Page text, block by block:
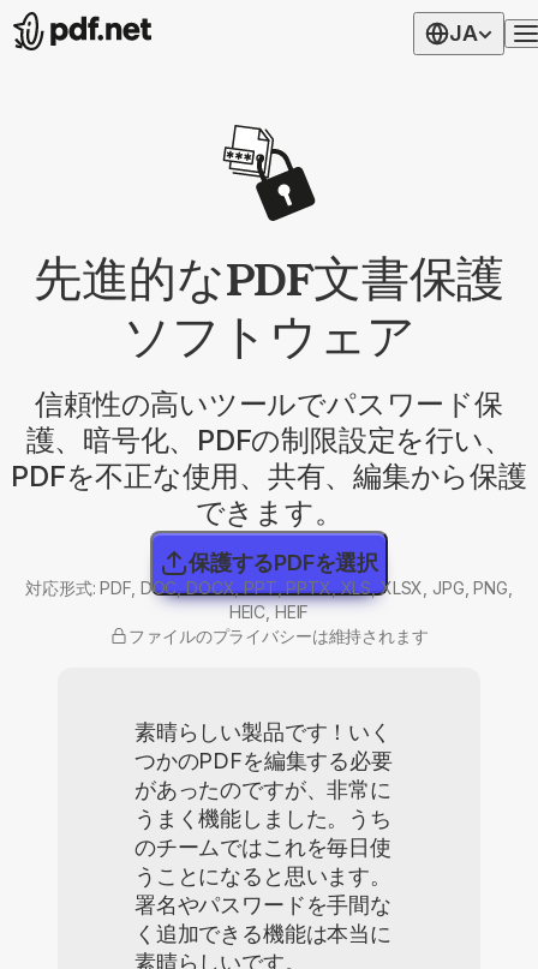
JA
先進的なPDF文書保護
ソフトウェア
信頼性の高いツールでパスワード保
護、暗号化、PDFの制限設定を行い、
PDFを不正な使用、共有、編集から保護
できます。
保護するPDFを選択
対応形式: PDF, DOC, DOCX, PPT, PPTX, XLS, XLSX, JPG, PNG,
HEIC, HEIF
ファイルのプライバシーは維持されます
素晴らしい製品です！いく
つかのPDFを編集する必要
があったのですが、非常に
うまく機能しました。うち
のチームではこれを毎日使
うことになると思います。
署名やパスワードを手間な
く追加できる機能は本当に
素晴らしいです。